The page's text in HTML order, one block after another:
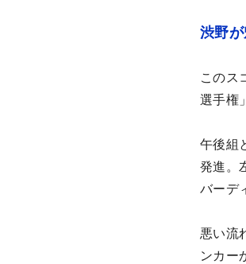
渋野
このス
選手権
午後組
発進。
バーデ
悪い流
ンカー